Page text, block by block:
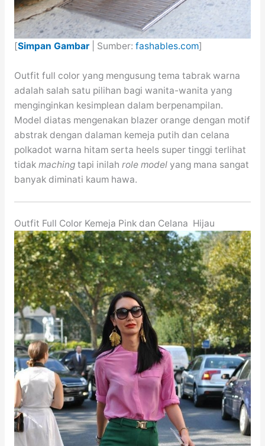
[Simpan Gambar| Sumber: fashables.com]
Outfit full color yang mengusung tema tabrak warna
adalah salah satu pilihan bagi wanita-wanita yang
menginginkan kesimplean dalam berpenampilan.
Model diatas mengenakan blazer orange dengan motif
abstrak dengan dalaman kemeja putih dan celana
polkadot warna hitam serta heels super tinggi terlihat
tidak machingtapi inilah role modelyang mana sangat
banyak diminati kaum hawa.
Outfit Full Color Kemeja Pink dan Celana Hijau